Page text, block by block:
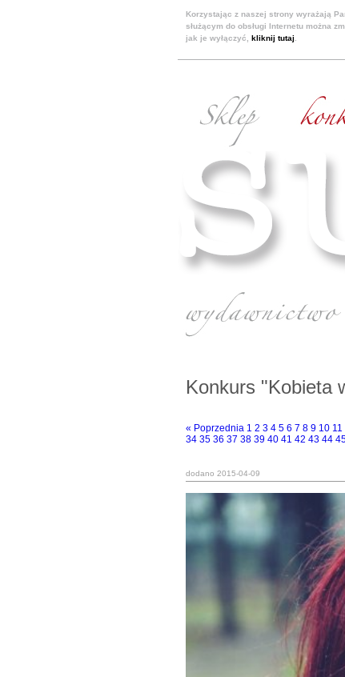
Korzystając z naszej strony wyrażają
służącym do obsługi Internetu można
jak je wyłączyć, kliknij tutaj
Konkurs "Kobieta
« Poprzednia 1 2 3 4 5 6 7 8 9 10 11
34 35 36 37 38 39 40 41 42 43 44
dodano 2015-04-09